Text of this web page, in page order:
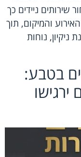
שירותים ניידים כך
והמיקום, תוך
נוחות
בטבע: